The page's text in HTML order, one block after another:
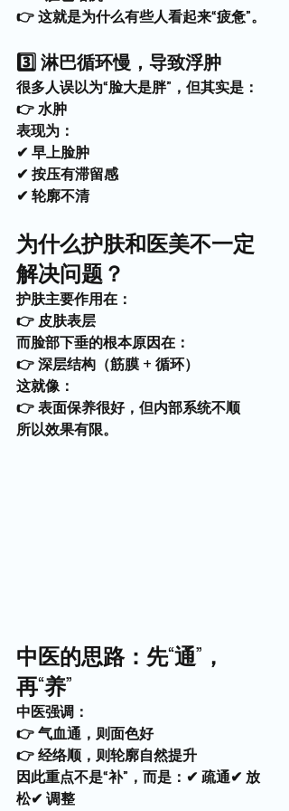
👉 这就是为什么有些人看起来“疲惫”。
3️⃣ 淋巴循环慢，导致浮肿
很多人误以为“脸大是胖”，但其实是：
👉 水肿
表现为：
✔ 早上脸肿
✔ 按压有滞留感
✔ 轮廓不清
为什么护肤和医美不一定
解决问题？
护肤主要作用在：
👉 皮肤表层
而脸部下垂的根本原因在：
👉 深层结构（筋膜 + 循环）
这就像：
👉 表面保养很好，但内部系统不顺
所以效果有限。
中医的思路：先“通”，
再“养”
中医强调：
👉 气血通，则面色好
👉 经络顺，则轮廓自然提升
因此重点不是“补”，而是：✔ 疏通✔ 放
松✔ 调整